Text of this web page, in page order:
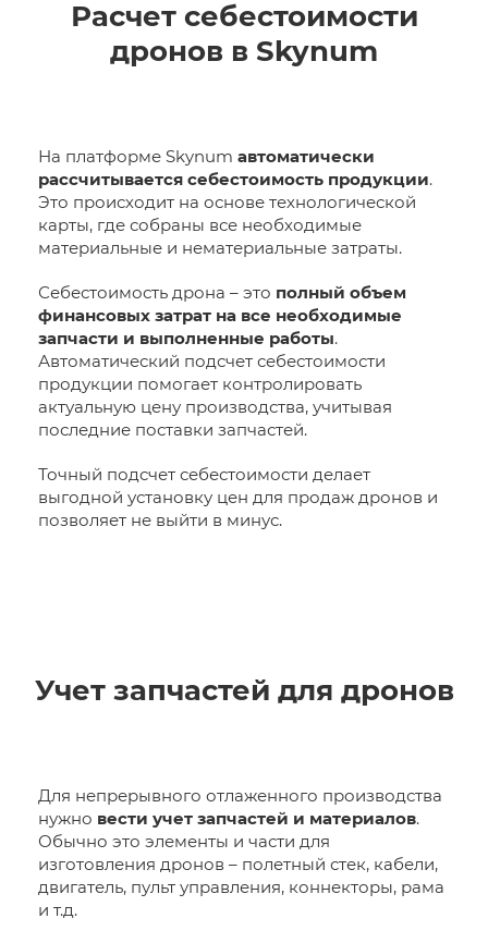
Расчет себестоимости
дронов в Skynum
На платформе Skynum автоматически
рассчитывается себестоимость продукции.
Это происходит на основе технологической
карты, где собраны все необходимые
материальные и нематериальные затраты.
Себестоимость дрона – это полный объем
финансовых затрат на все необходимые
запчасти и выполненные работы.
Автоматический подсчет себестоимости
продукции помогает контролировать
актуальную цену производства, учитывая
последние поставки запчастей.
Точный подсчет себестоимости делает
выгодной установку цен для продаж дронов и
позволяет не выйти в минус.
Учет запчастей для дронов
Для непрерывного отлаженного производства
нужно вести учет запчастей и материалов.
Обычно это элементы и части для
изготовления дронов – полетный стек, кабели,
двигатель, пульт управления, коннекторы, рама
и т.д.